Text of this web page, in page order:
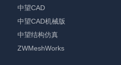
中望CAD
中望CAD机械版
中望结构仿真
ZWMeshWorks